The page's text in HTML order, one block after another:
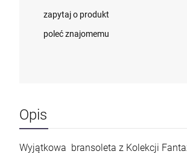
zapytaj o produkt
poleć znajomemu
Opis
Wyjątkowa bransoleta z Kolekcji